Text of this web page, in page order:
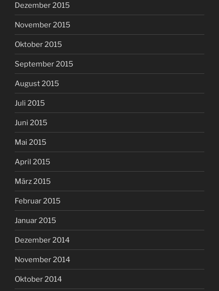
Dezember 2015
November 2015
Oktober 2015
September 2015
August 2015
Juli 2015
Juni 2015
Mai 2015
April 2015
März 2015
Februar 2015
Januar 2015
Dezember 2014
November 2014
Oktober 2014